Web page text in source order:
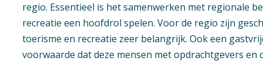
regio. Essentieel is het samenwerken met regionale
recreatie een hoofdrol spelen. Voor de regio zijn
toerisme en recreatie zeer belangrijk. Ook een
voorwaarde dat deze mensen met opdrachtgevers